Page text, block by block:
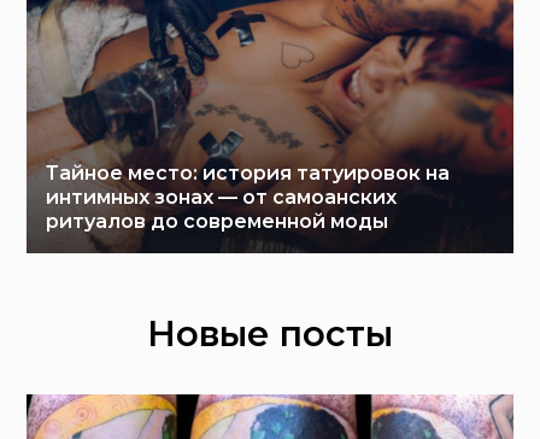
Тайное место: история татуировок на
интимных зонах — от самоанских
ритуалов до современной моды
Новые посты